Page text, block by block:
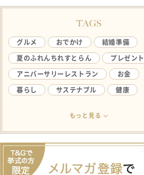
TAGS
グルメ おでかけ
結婚準備
夏のふれんちれすとらん
プレゼント
アニバーサリーレストラン
お金
暮らし
サステナブル
健康
もっと見る